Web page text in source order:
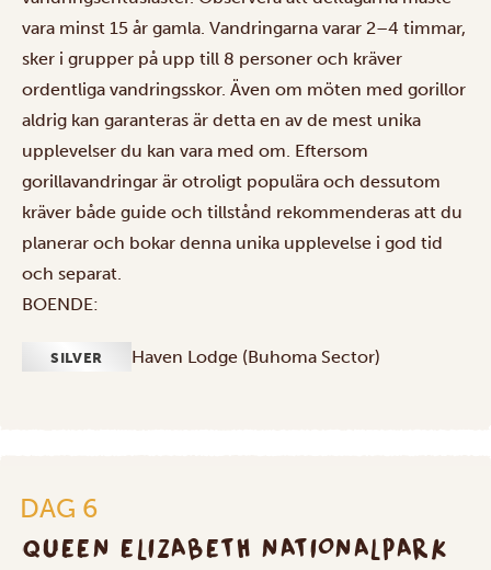
vara minst 15 år gamla. Vandringarna varar 2–4 timmar,
sker i grupper på upp till 8 personer och kräver
ordentliga vandringsskor. Även om möten med gorillor
aldrig kan garanteras är detta en av de mest unika
upplevelser du kan vara med om. Eftersom
gorillavandringar är otroligt populära och dessutom
kräver både guide och tillstånd rekommenderas att du
planerar och bokar denna unika upplevelse i god tid
och separat.
BOENDE:
SILVER Haven Lodge (Buhoma Sector)
DAG 6
QUEEN ELIZABETH NATIONALPARK